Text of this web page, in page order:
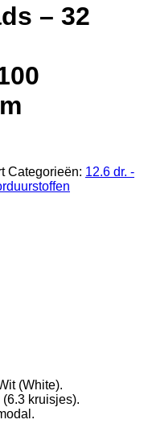
– 32
Categorieën: 12.6 dr. -
(White).
kruisjes).